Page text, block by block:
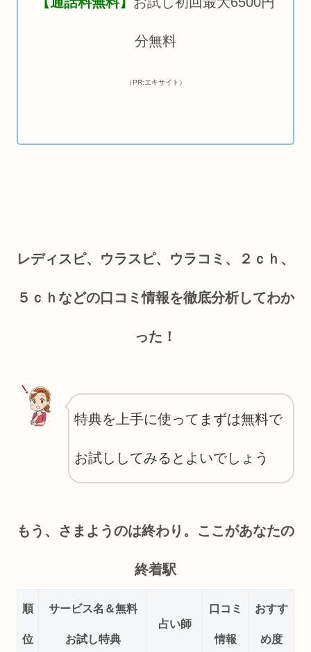
分無料
（PR:エキサイト）
レディスピ、ウラスピ、ウラコミ、２ｃｈ、
５ｃｈなどの口コミ情報を徹底分析してわか
った！
特典を上手に使ってまずは無料で
お試ししてみるとよいでしょう
もう、さまようのは終わり。ここがあなたの
終着駅
順
位
サービス名＆無料
お試し特典
占い師
口コミ
情報
おすす
め度